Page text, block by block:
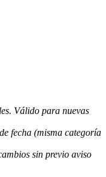
Válido para nuevas
fecha (misma categoría
sin previo aviso